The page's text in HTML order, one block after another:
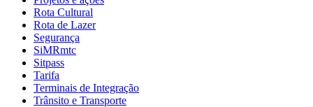
Rota Cultural
Rota de Lazer
Segurança
SiMRmtc
Sitpass
Tarifa
Terminais de Integração
Trânsito e Transporte